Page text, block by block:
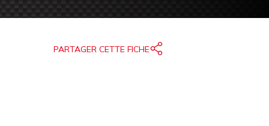
PARTAGER CETTE FICHE